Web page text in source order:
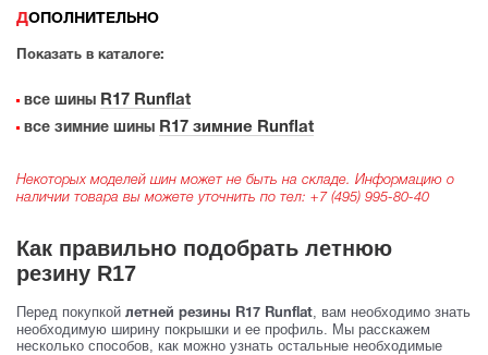
ДОПОЛНИТЕЛЬНО
Показать в каталоге:
все шины R17 Runflat
все зимние шины R17 зимние Runflat
Некоторых моделей шин может не быть на складе. Информацию о
наличии товара вы можете уточнить по тел: +7 (495) 995-80-40
Как правильно подобрать летнюю
резину R17
Перед покупкой летней резины R17 Runflat
, вам необходимо знать
необходимую ширину покрышки и ее профиль. Мы расскажем
несколько способов, как можно узнать остальные необходимые